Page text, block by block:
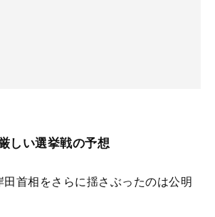
しい選挙戦の予想
首相をさらに揺さぶったのは公明